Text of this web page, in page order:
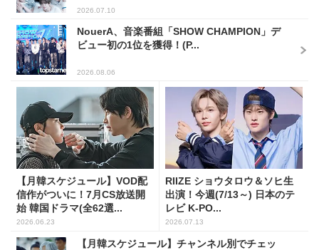
2026.07.10
NouerA、音楽番組「SHOW CHAMPION」デ
ビュー初の1位を獲得！(P...
2026.08.06
【月韓スケジュール】VOD配
信作がついに！7月CS放送開
始 韓国ドラマ(全62選...
2026.06.23
RIIZE ショウタロウ＆ソヒ生
出演！今週(7/13～) 日本のテ
レビ K-PO...
2026.07.13
【月韓スケジュール】チャンネル別でチェッ